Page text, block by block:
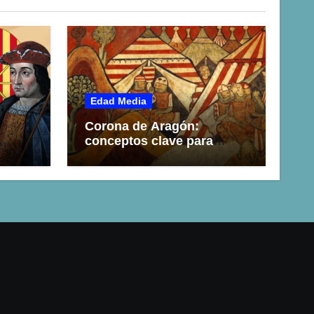
Edad Media
Corona de Aragón:
conceptos clave para
entender su historia